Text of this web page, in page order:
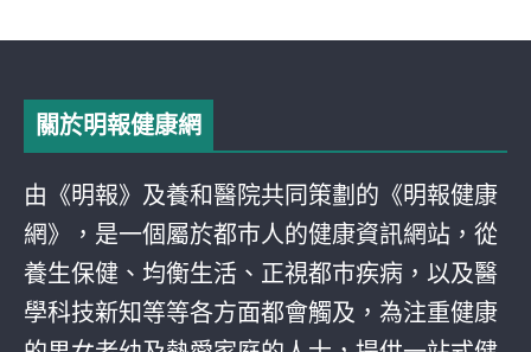
關於明報健康網
由《明報》及養和醫院共同策劃的《明報健康
網》，是一個屬於都巿人的健康資訊網站，從
養生保健、均衡生活、正視都巿疾病，以及醫
學科技新知等等各方面都會觸及，為注重健康